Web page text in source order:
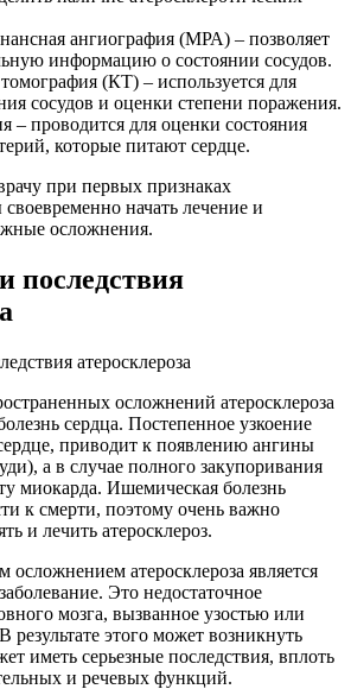
ангиография (МРА) – позволяет
информацию о состоянии сосудов.
(КТ) – используется для
сосудов и оценки степени поражения.
– проводится для оценки состояния
которые питают сердце.
при первых признаках
своевременно начать лечение и
осложнения.
последствия
осложнений атеросклероза
сердца. Постепенное узкоение
приводит к появлению ангины
а в случае полного закупоривания
миокарда. Ишемическая болезнь
к смерти, поэтому очень важно
и лечить атеросклероз.
атеросклероза является
Это недостаточное
мозга, вызванное узостью или
результате этого может возникнуть
иметь серьезные последствия, вплоть
и речевых функций.